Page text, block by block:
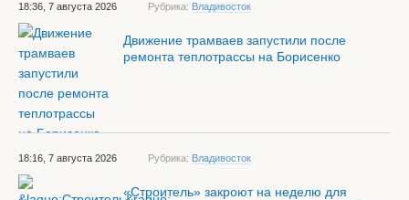
18:36, 7 августа 2026 Рубрика: Владивосток
Движение трамваев запустили после
ремонта теплотрассы на Борисенко
18:16, 7 августа 2026 Рубрика: Владивосток
«Строитель» закроют на неделю для